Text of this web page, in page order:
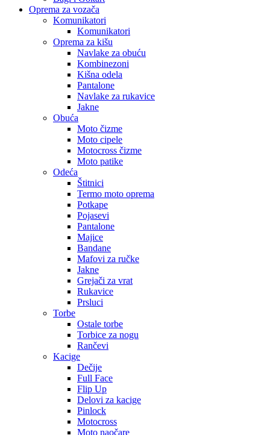
Oprema za vozača
Komunikatori
Komunikatori
Oprema za kišu
Navlake za obuću
Kombinezoni
Kišna odela
Pantalone
Navlake za rukavice
Jakne
Obuća
Moto čizme
Moto cipele
Motocross čizme
Moto patike
Odeća
Štitnici
Termo moto oprema
Potkape
Pojasevi
Pantalone
Majice
Bandane
Mafovi za ručke
Jakne
Grejači za vrat
Rukavice
Prsluci
Torbe
Ostale torbe
Torbice za nogu
Rančevi
Kacige
Dečije
Full Face
Flip Up
Delovi za kacige
Pinlock
Motocross
Moto naočare